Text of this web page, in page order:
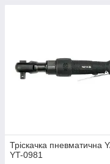
Тріскачка пневматична
YT-0981